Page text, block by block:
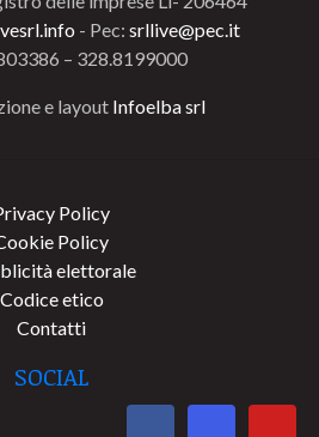
- Pec: srllive@pec.it
– 328.8199000
e layout Infoelba srl
Policy
Policy
elettorale
Codice etico
Contatti
SOCIAL